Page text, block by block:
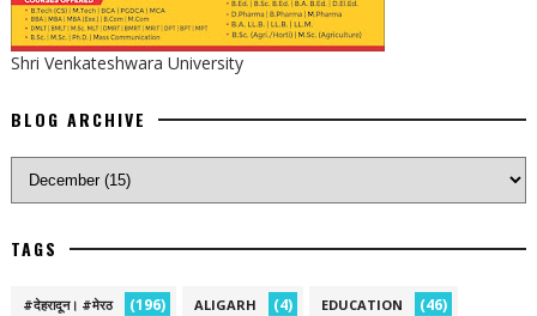
Shri Venkateshwara University
BLOG ARCHIVE
TAGS
#देहरादून। #मेरठ (196) ALIGARH (4) EDUCATION (46)